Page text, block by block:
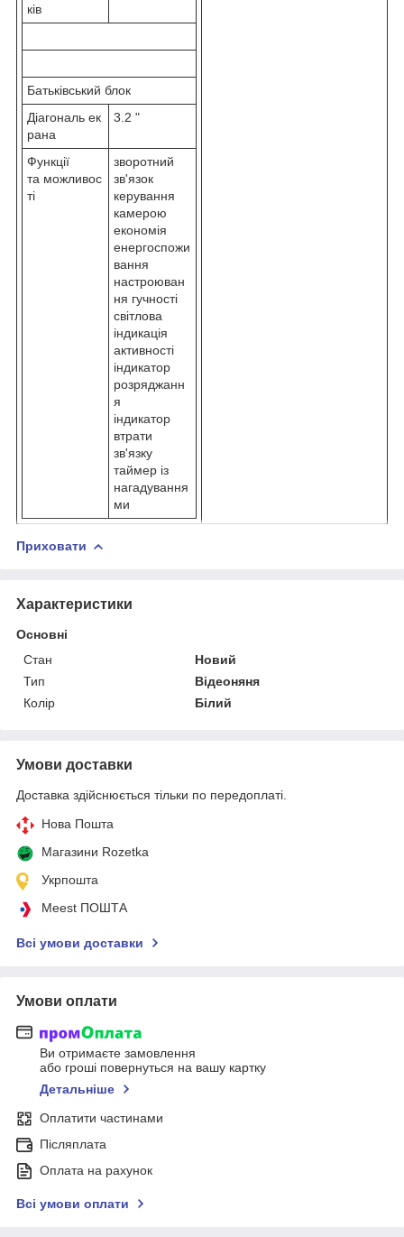
ків
Батьківський блок
Діагональ ек
рана
3.2 "
Функції
та можливос
ті
зворотний
зв'язок
керування
камерою
економія
енергоспожи
вання
настроюван
ня гучності
світлова
індикація
активності
індикатор
розряджанн
я
індикатор
втрати
зв'язку
таймер із
нагадування
ми
Приховати
Характеристики
Основні
Стан
Новий
Тип
Відеоняня
Колір
Білий
Умови доставки
Доставка здійснюється тільки по передоплаті.
Нова Пошта
Магазини Rozetka
Укрпошта
Meest ПОШТА
Всі умови доставки
Умови оплати
Ви отримаєте замовлення
або гроші повернуться на вашу картку
Детальніше
Оплатити частинами
Післяплата
Оплата на рахунок
Всі умови оплати